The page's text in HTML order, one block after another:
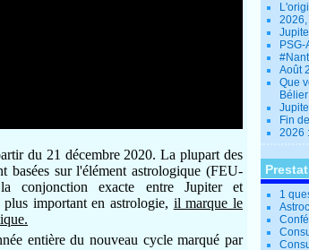
du 21 décembre 2020.La plupart des
basées sur l'élément astrologique (FEU-
conjonction exacte entre Jupiter et
important en astrologie, il marque le
entière du nouveau cycle marqué par
Août
Que
Fin
2026
1